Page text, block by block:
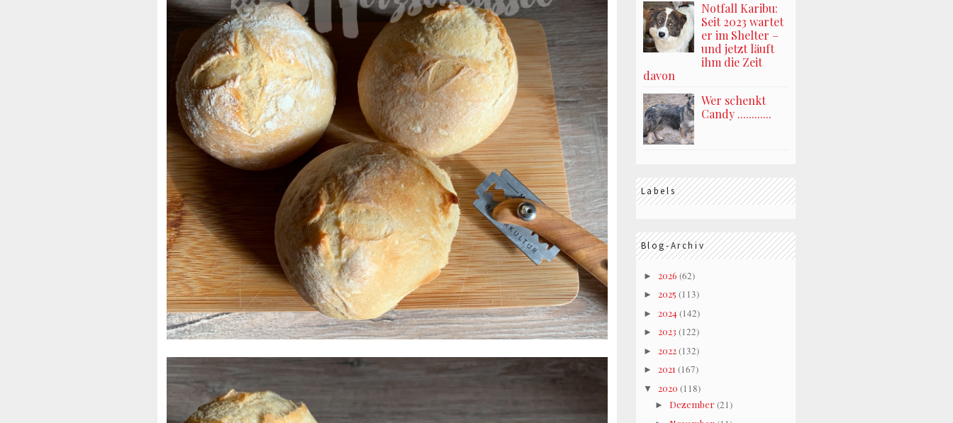
Notfall Karibu:
Seit 2023 wartet
er im Shelter –
und jetzt läuft
ihm die Zeit
davon
Wer schenkt
Candy ............
Labels
Blog-Archiv
► 2026 (62)
► 2025 (113)
► 2024(142)
► 2023 (122)
► 2022(132)
► 2021 (167)
▼ 2020 (118)
► Dezember (21)